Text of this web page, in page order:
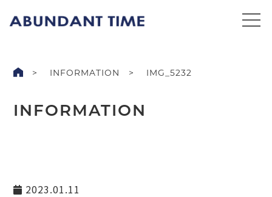
INFORMATION IMG_5232
INFORMATION
2023.01.11